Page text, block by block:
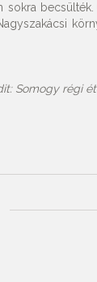
sokra
Somogy régi